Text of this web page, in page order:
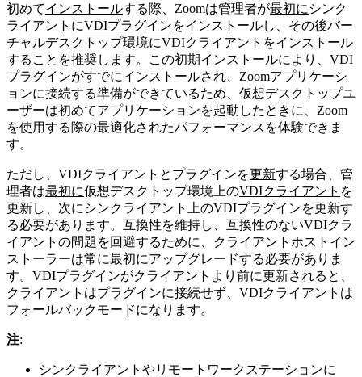
初めてインストールする際、Zoomは管理者が最初に シンク
ライアントにVDIプラグインをインストールし、その後バー
チャルデスクトップ環境にVDIクライアントをインストール
することを推奨します。この初期インストールにより、VDI
プラグインがすでにインストールされ、Zoomアプリケーシ
ョンに接続する準備ができているため、仮想デスクトップユ
ーザーは初めてアプリケーションを起動したときに、Zoom
を使用する際の最適化されたパフォーマンスを体験できま
す。
ただし、VDIクライアントとプラグインを更新する場合、管
理者は最初に仮想デスクトップ環境上のVDIクライアント を
更新し、次にシンクライアント上のVDIプラグインを更新す
る必要があります。互換性を維持し、互換性のないVDIクラ
イアントの問題を回避するために、クライアントホストイン
ストーラーは常に最初にアップグレードする必要がありま
す。VDIプラグインがクライアントより前に更新されると、
クライアントはプラグインに接続せず、VDIクライアントは
フォールバックモードになります。
注:
シンクライアントやリモートワークステーションに